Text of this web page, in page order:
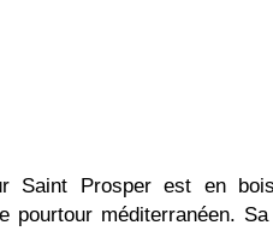
Saint Prosper est en bois
pourtour méditerranéen.